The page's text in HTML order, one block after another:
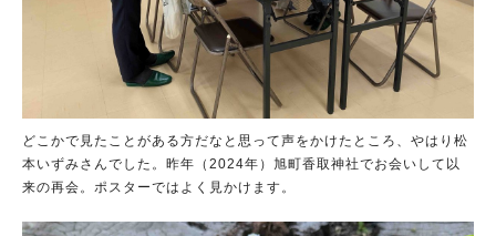
どこかで見たことがある方だなと思って声をかけたところ、やはり松
本いずみさんでした。昨年（2024年）旭町香取神社でお会いして以
来の再会。ポスターではよく見かけます。